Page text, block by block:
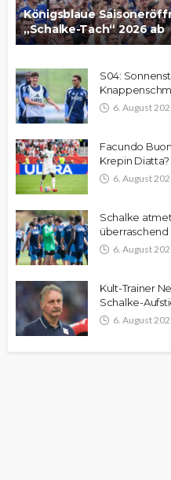
Königsblaue
„Schalke-Tach“ 2026 ab
S04:
6. August
Facundo
Krepin Diatta?
6. August
Schalke
überraschend
6. August
Kult-Trainer
Schalke-
6. August